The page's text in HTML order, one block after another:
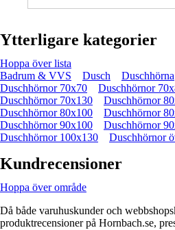
Ytterligare kategorier
Hoppa över lista
Badrum & VVS
Dusch Duschhörna
Duschhörnor 70x70
Duschhörnor
Duschhörnor 70x130
Duschhörnor
Duschhörnor 80x100
Duschhörnor
Duschhörnor 90x100
Duschhörnor
Duschhörnor 100x130
Duschhörnor
Kundrecensioner
Hoppa över område
Då både varuhuskunder och
produktrecensioner på Hornbach.se,